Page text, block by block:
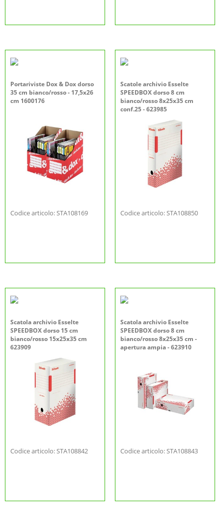
Portariviste Dox & Dox dorso
35 cm bianco/rosso - 17,5x26
cm 1600176
Codice articolo: STA108169
Scatole archivio Esselte
SPEEDBOX dorso 8 cm
bianco/rosso 8x25x35 cm
conf.25 - 623985
Codice articolo: STA108850
Scatola archivio Esselte
SPEEDBOX dorso 15 cm
bianco/rosso 15x25x35 cm
623909
Codice articolo: STA108842
Scatola archivio Esselte
SPEEDBOX dorso 8 cm
bianco/rosso 8x25x35 cm -
apertura ampia - 623910
Codice articolo: STA108843